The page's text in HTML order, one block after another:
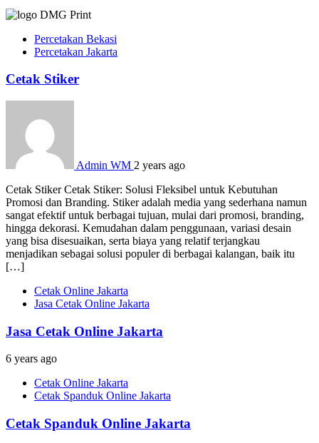
Percetakan Bekasi
Percetakan Jakarta
Cetak Stiker
Admin WM 2 years ago
Cetak Stiker Cetak Stiker: Solusi Fleksibel untuk Kebutuhan
Promosi dan Branding. Stiker adalah media yang sederhana namun
sangat efektif untuk berbagai tujuan, mulai dari promosi, branding,
hingga dekorasi. Kemudahan dalam penggunaan, variasi desain
yang bisa disesuaikan, serta biaya yang relatif terjangkau
menjadikan sebagai solusi populer di berbagai kalangan, baik itu
[…]
Cetak Online Jakarta
Jasa Cetak Online Jakarta
Jasa Cetak Online Jakarta
6 years ago
Cetak Online Jakarta
Cetak Spanduk Online Jakarta
Cetak Spanduk Online Jakarta